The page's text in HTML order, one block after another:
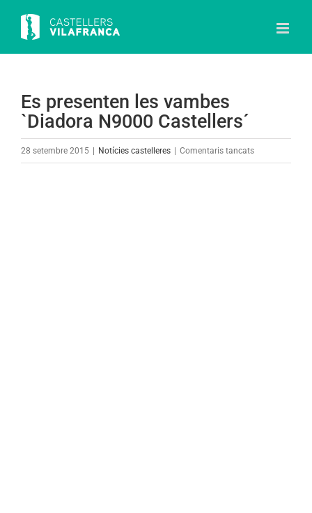
content
Es presenten les vambes
`Diadora N9000 Castellers´
28 setembre 2015 Notícies castelleres Comentaris tancatsa